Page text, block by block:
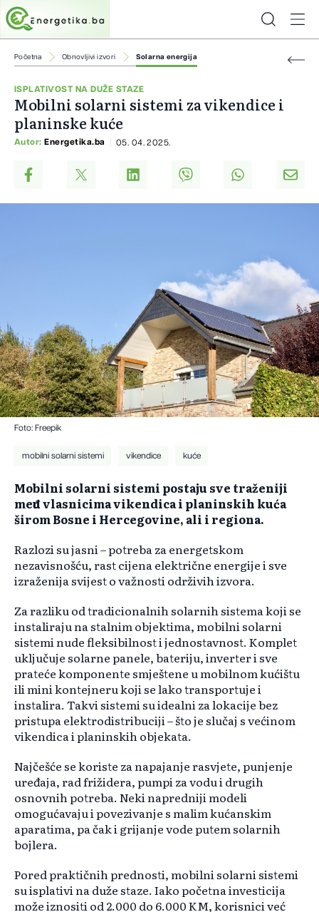
Početna Obnovljivi izvori Solarna energija
ISPLATIVOST NA DUŽE STAZE
Mobilni solarni sistemi za vikendice i
planinske kuće
Autor: Energetika.ba 05. 04. 2025.
Foto: Freepik
mobilni solarni sistemi vikendice kuće
Mobilni solarni sistemi postaju sve traženiji
među vlasnicima vikendica i planinskih kuća
širom Bosne i Hercegovine, ali i regiona.
Razlozi su jasni – potreba za energetskom
nezavisnošću, rast cijena električne energije i sve
izraženija svijest o važnosti održivih izvora.
Za razliku od tradicionalnih solarnih sistema koji se
instaliraju na stalnim objektima, mobilni solarni
sistemi nude fleksibilnost i jednostavnost. Komplet
uključuje solarne panele, bateriju, inverter i sve
prateće komponente smještene u mobilnom kućištu
ili mini kontejneru koji se lako transportuje i
instalira. Takvi sistemi su idealni za lokacije bez
pristupa elektrodistribuciji – što je slučaj s većinom
vikendica i planinskih objekata.
Najčešće se koriste za napajanje rasvjete, punjenje
uređaja, rad frižidera, pumpi za vodu i drugih
osnovnih potreba. Neki napredniji modeli
omogućavaju i povezivanje s malim kućanskim
aparatima, pa čak i grijanje vode putem solarnih
bojlera.
Pored praktičnih prednosti, mobilni solarni sistemi
su isplativi na duže staze. Iako početna investicija
može iznositi od 2.000 do 6.000 KM, korisnici već